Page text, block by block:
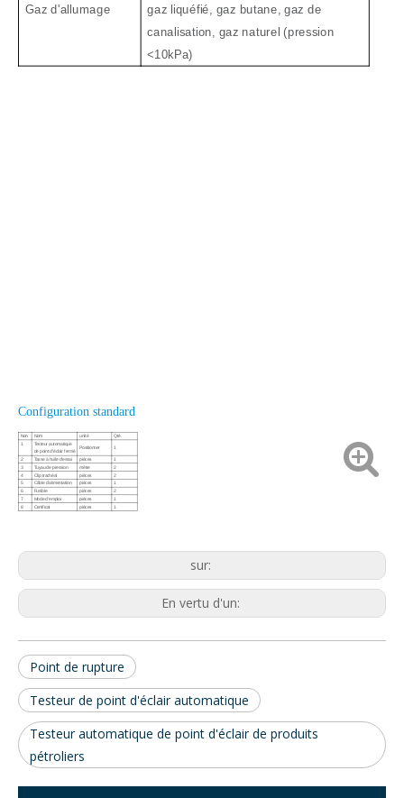
Gaz d'allumage
gaz liquéfié, gaz butane, gaz de
canalisation, gaz naturel (pression
<10kPa)
Configuration standard
Non Nom unité Qté.
1 Testeur automatique
de point d'éclair fermé
Positionner 1
2 Tasse à huile d'essai pièces
1
3
Tuyau de pression mètre 2
4 Clip trachéal pièces 2
5 Câble d'alimentation pièces 1
6 Fusible pièces 2
7 Mode d'emploi pièces
1
8
Certificat pièces 1
sur:
En vertu d'un:
Point de rupture
Testeur de point d'éclair automatique
Testeur automatique de point d'éclair de produits
pétroliers